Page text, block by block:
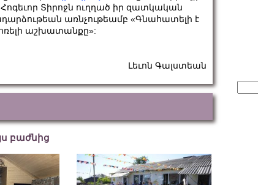
Տիրոջն ուղղած իր զատկական
առնչութեամբ «Գնահատելի է
աշխատանքը»:
Լեւոն Գալստեան
բաժնից
for: